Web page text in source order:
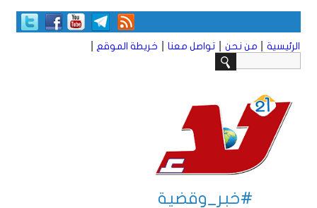
الرئيسية من نحن تواصل معنا خريطة الموقع
#خبر_وقضية